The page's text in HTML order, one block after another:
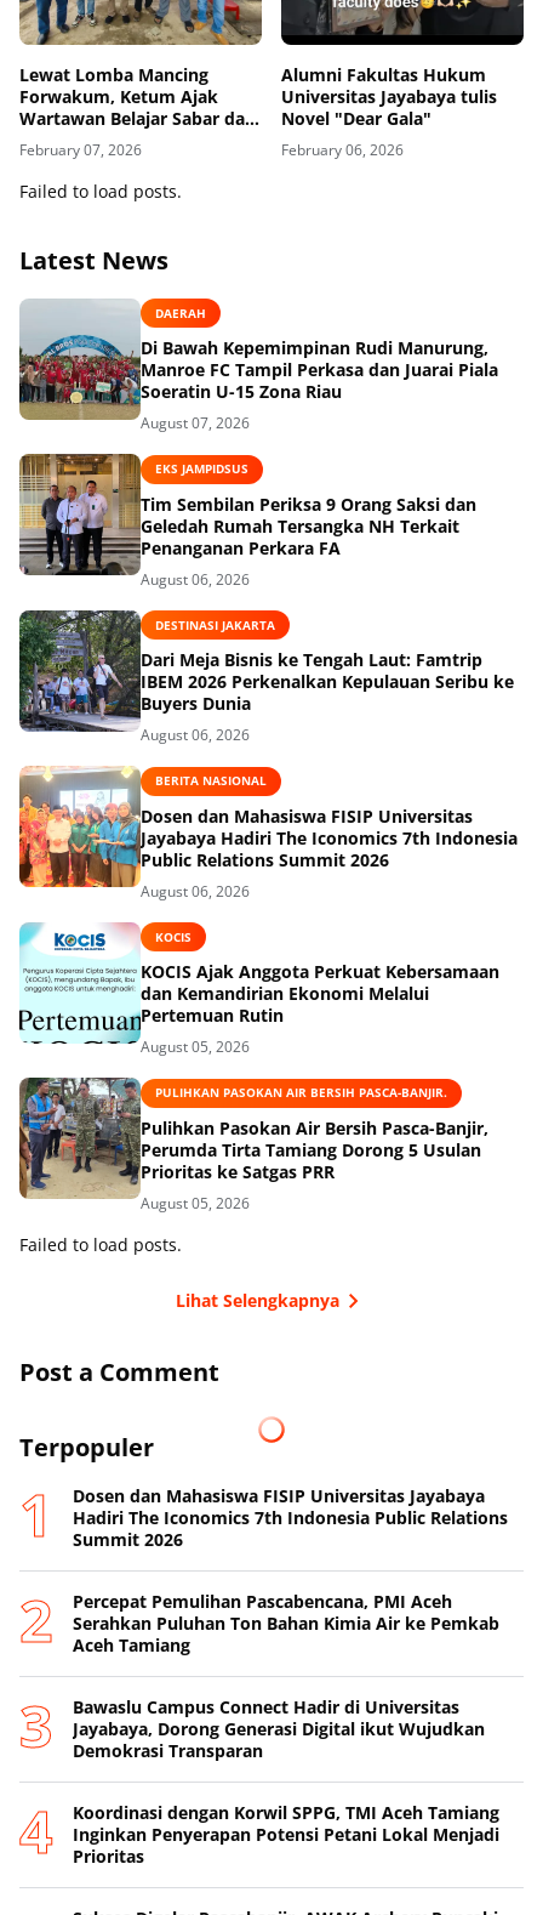
Lewat Lomba Mancing
Forwakum, Ketum Ajak
Wartawan Belajar Sabar dan
Fokus, Zamzam Siregar:
Mancing Ajarkan Kesabaran
dan Soliditas Wartawan
Hukum
February 07, 2026
Alumni Fakultas Hukum
Universitas Jayabaya tulis
Novel "Dear Gala"
February 06, 2026
Failed to load posts.
Latest News
DAERAH
Di Bawah Kepemimpinan Rudi Manurung,
Manroe FC Tampil Perkasa dan Juarai Piala
Soeratin U-15 Zona Riau
August 07, 2026
EKS JAMPIDSUS
Tim Sembilan Periksa 9 Orang Saksi dan
Geledah Rumah Tersangka NH Terkait
Penanganan Perkara FA
August 06, 2026
DESTINASI JAKARTA
Dari Meja Bisnis ke Tengah Laut: Famtrip
IBEM 2026 Perkenalkan Kepulauan Seribu ke
Buyers Dunia
August 06, 2026
BERITA NASIONAL
Dosen dan Mahasiswa FISIP Universitas
Jayabaya Hadiri The Iconomics 7th Indonesia
Public Relations Summit 2026
August 06, 2026
KOCIS
KOCIS Ajak Anggota Perkuat Kebersamaan
dan Kemandirian Ekonomi Melalui
Pertemuan Rutin
August 05, 2026
PULIHKAN PASOKAN AIR BERSIH PASCA-BANJIR.
Pulihkan Pasokan Air Bersih Pasca-Banjir,
Perumda Tirta Tamiang Dorong 5 Usulan
Prioritas ke Satgas PRR
August 05, 2026
Failed to load posts.
Lihat Selengkapnya
Post a Comment
Terpopuler
Dosen dan Mahasiswa FISIP Universitas Jayabaya
Hadiri The Iconomics 7th Indonesia Public Relations
Summit 2026
Percepat Pemulihan Pascabencana, PMI Aceh
Serahkan Puluhan Ton Bahan Kimia Air ke Pemkab
Aceh Tamiang
Bawaslu Campus Connect Hadir di Universitas
Jayabaya, Dorong Generasi Digital ikut Wujudkan
Demokrasi Transparan
Koordinasi dengan Korwil SPPG, TMI Aceh Tamiang
Inginkan Penyerapan Potensi Petani Lokal Menjadi
Prioritas